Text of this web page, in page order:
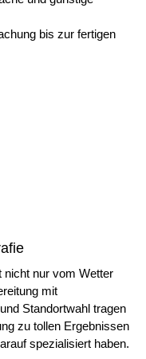
bis zur fertigen
nicht nur vom Wetter
mit
Standortwahl tragen
zu tollen Ergebnissen
spezialisiert haben.